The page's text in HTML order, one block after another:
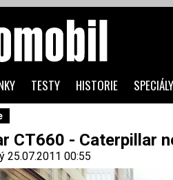
CT660 - Caterpillar
25.07.2011 00:55
TESTY HISTORIE SPECIÁLY